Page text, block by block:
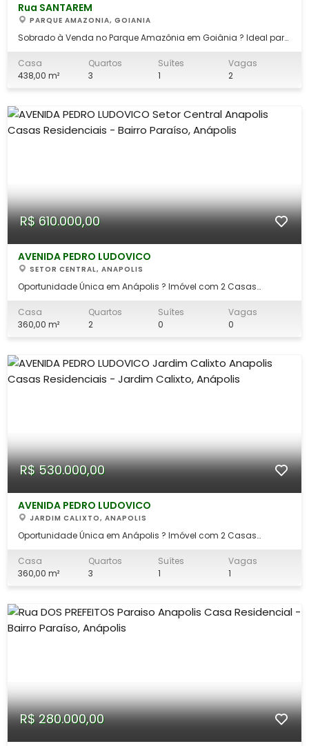
Rua SANTAREM
PARQUE AMAZONIA, GOIANIA
Sobrado à Venda no Parque Amazônia em Goiânia ? Ideal para
no Parque Amazônia em Goiânia/GO, ao lado do Setor Nova
Suiça e Jardim América, a menos de 1km da Avenida T-63.
Casa
438,00 m²
Quartos
3
Suítes
1
Vagas
2
R$ 610.000,00
AVENIDA PEDRO LUDOVICO
SETOR CENTRAL, ANAPOLIS
Oportunidade Única em Anápolis ? Imóvel com 2 Casas
excelente investimento ou espaço para morar com a família
em um só lugar? Então confira esta oportunidade imperdível!
Casa
360,00 m²
Quartos
2
Suítes
0
Vagas
0
R$ 530.000,00
AVENIDA PEDRO LUDOVICO
JARDIM CALIXTO, ANAPOLIS
Oportunidade Única em Anápolis ? Imóvel com 2 Casas
excelente investimento ou espaço para morar com a família
em um só lugar? Então confira esta oportunidade imperdível!
Casa
360,00 m²
Quartos
3
Suítes
1
Vagas
1
R$ 280.000,00